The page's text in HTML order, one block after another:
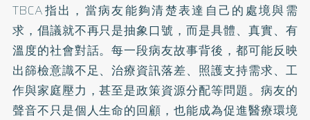
TBCA指出，當病友能夠清楚表達自己的處境與需
求，倡議就不再只是抽象口號，而是具體、真實、有
溫度的社會對話。每一段病友故事背後，都可能反映
出篩檢意識不足、治療資訊落差、照護支持需求、工
作與家庭壓力，甚至是政策資源分配等問題。病友的
聲音不只是個人生命的回顧，也能成為促進醫療環境